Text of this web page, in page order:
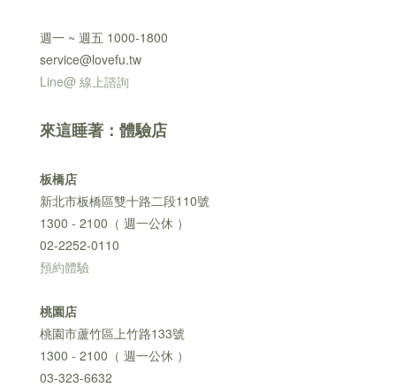
週一 ~ 週五 1000-1800
service@lovefu.tw
Line@ 線上諮詢
來這睡著：體驗店
板橋店
新北市板橋區雙十路二段110號
1300 - 2100（ 週一公休 ）
02-2252-0110
預約體驗
桃園店
桃園市蘆竹區上竹路133號
1300 - 2100（ 週一公休 ）
03-323-6632